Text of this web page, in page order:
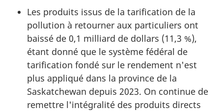
Les produits issus de la tarification de la
pollution à retourner aux particuliers ont
baissé de 0,1 milliard de dollars (11,3 %),
étant donné que le système fédéral de
tarification fondé sur le rendement n'est
plus appliqué dans la province de la
Saskatchewan depuis 2023. On continue de
remettre l'intégralité des produits directs